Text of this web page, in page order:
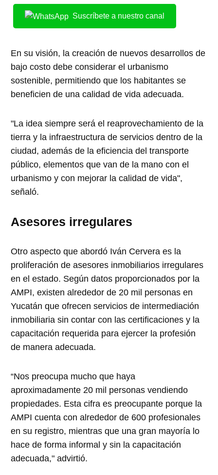
Suscríbete a nuestro canal
En su visión, la creación de nuevos desarrollos de
bajo costo debe considerar el urbanismo
sostenible, permitiendo que los habitantes se
beneficien de una calidad de vida adecuada.
"La idea siempre será el reaprovechamiento de la
tierra y la infraestructura de servicios dentro de la
ciudad, además de la eficiencia del transporte
público, elementos que van de la mano con el
urbanismo y con mejorar la calidad de vida",
señaló.
Asesores irregulares
Otro aspecto que abordó Iván Cervera es la
proliferación de asesores inmobiliarios irregulares
en el estado. Según datos proporcionados por la
AMPI, existen alrededor de 20 mil personas en
Yucatán que ofrecen servicios de intermediación
inmobiliaria sin contar con las certificaciones y la
capacitación requerida para ejercer la profesión
de manera adecuada.
“Nos preocupa mucho que haya
aproximadamente 20 mil personas vendiendo
propiedades. Esta cifra es preocupante porque la
AMPI cuenta con alrededor de 600 profesionales
en su registro, mientras que una gran mayoría lo
hace de forma informal y sin la capacitación
adecuada," advirtió.